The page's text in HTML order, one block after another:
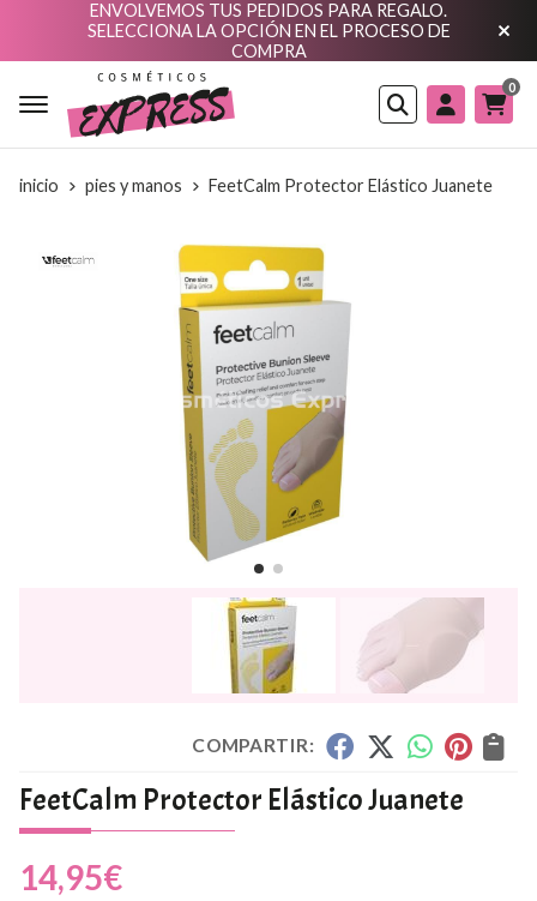
ENVOLVEMOS TUS PEDIDOS PARA REGALO.
SELECCIONA LA OPCIÓN EN EL PROCESO DE
COMPRA
Buscar
0
inicio pies y manos FeetCalm Protector Elástico Juanete
COMPARTIR:
FeetCalm Protector Elástico Juanete
14,95€